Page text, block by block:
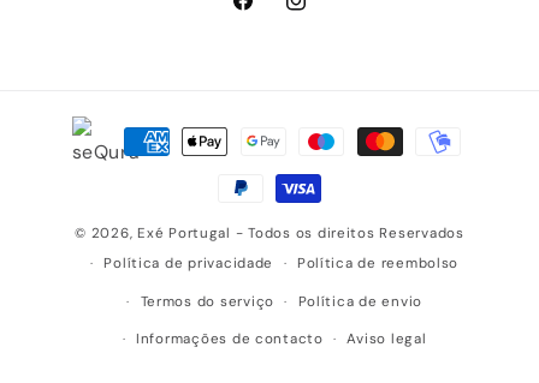
FacebookInstagram
Métodos
© 2026, Exé Portugal - Todos os direitos Reservados
Política de privacidade
Política de reembolso
Termos do serviço Política de envio
Informações de contacto Aviso legal